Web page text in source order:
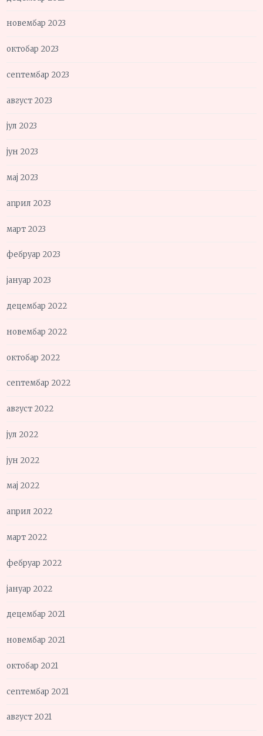
новембар 2023
октобар 2023
септембар 2023
август 2023
јул 2023
јун 2023
мај 2023
април 2023
март 2023
фебруар 2023
јануар 2023
децембар 2022
новембар 2022
октобар 2022
септембар 2022
август 2022
јул 2022
јун 2022
мај 2022
април 2022
март 2022
фебруар 2022
јануар 2022
децембар 2021
новембар 2021
октобар 2021
септембар 2021
август 2021